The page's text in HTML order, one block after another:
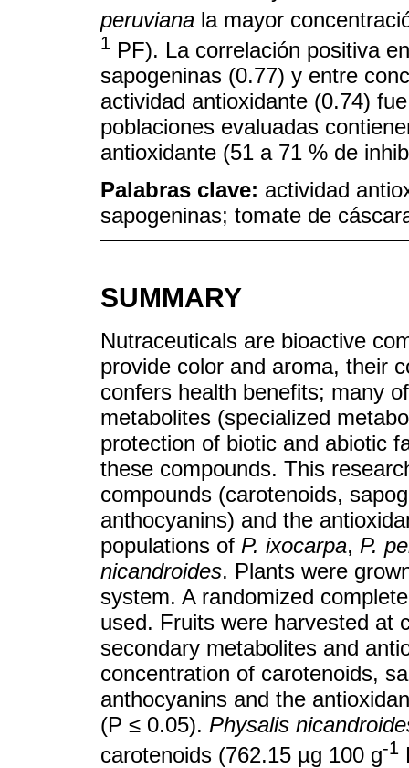
peruviana la mayor
1 PF). La correlación positiva
sapogeninas (0.77) y entre
actividad antioxidante (0.74)
poblaciones evaluadas
antioxidante (51 a 71 % de
Palabras clave: actividad
sapogeninas; tomate de
SUMMARY
Nutraceuticals are bioactive
provide color and aroma, their
confers health benefits; many
metabolites (specialized
protection of biotic and abiotic
these compounds. This
compounds (carotenoids,
anthocyanins) and the
populations of P. ixocarpa, P.
nicandroides. Plants were
system. A randomized
used. Fruits were harvested at
secondary metabolites and
concentration of carotenoids,
anthocyanins and the
(P ≤ 0.05). Physalis
carotenoids (762.15 µg 100 g-1